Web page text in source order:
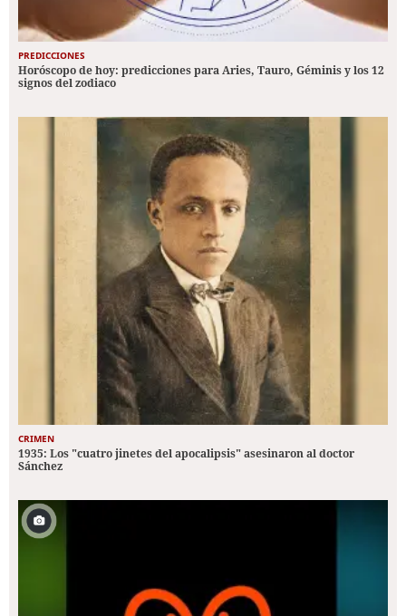
PREDICCIONES
Horóscopo de hoy: predicciones para Aries, Tauro, Géminis y los 12
signos del zodiaco
CRIMEN
1935: Los "cuatro jinetes del apocalipsis" asesinaron al doctor
Sánchez